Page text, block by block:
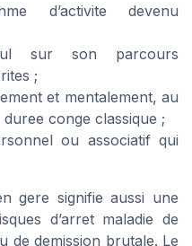
d’activite devenu
sur son parcours
;
et mentalement, au
conge classique ;
ou associatif qui
gere signifie aussi une
d’arret maladie de
de demission brutale. Le